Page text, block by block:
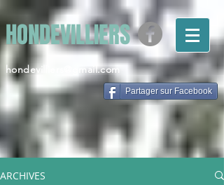
HONDEVILLIERS
hondevilliers@gmail.com
Partager sur Facebook
ARCHIVES